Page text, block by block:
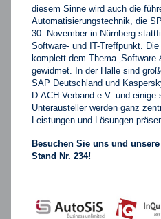
diesem Sinne wird auch die
Automatisierungstechnik, die
30. November in Nürnberg
Software- und IT-Treffpunkt.
komplett dem Thema ‚Software
gewidmet. In der Halle sind
SAP Deutschland und
D.ACH Verband e.V. und einige
Unterausteller werden ganz
Leistungen und Lösungen
Besuchen Sie uns und
Stand Nr. 234!